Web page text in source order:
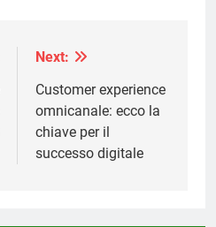
Next:
Customer experience
omnicanale: ecco la
chiave per il
successo digitale